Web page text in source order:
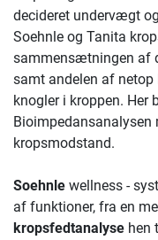
decideret undervægt
Soehnle og Tanita
sammensætningen af
samt andelen af netop
knogler i kroppen. Her
Bioimpedansanalysen
kropsmodstand.
Soehnle wellness -
af funktioner, fra en
kropsfedtanalyse hen